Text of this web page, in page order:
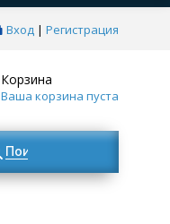
Вход | Регистрация
Корзина
Ваша корзина пуста
Поиск товаров